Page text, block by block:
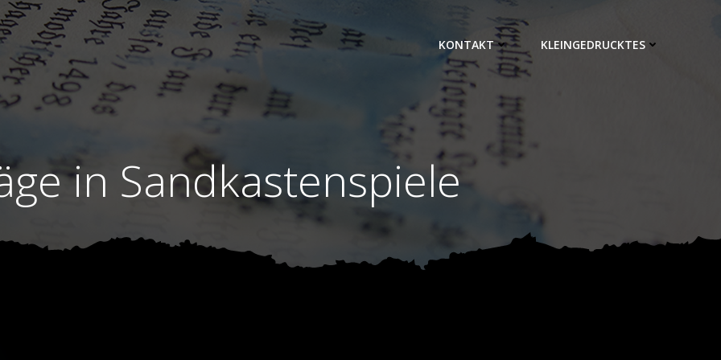
KONTAKT KLEINGEDRUCKTES
in Sandkastenspiele